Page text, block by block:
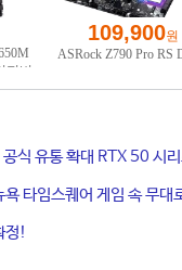
식 유통 확대 RTX 50 시
타임스퀘어 게임 속 무대
정!